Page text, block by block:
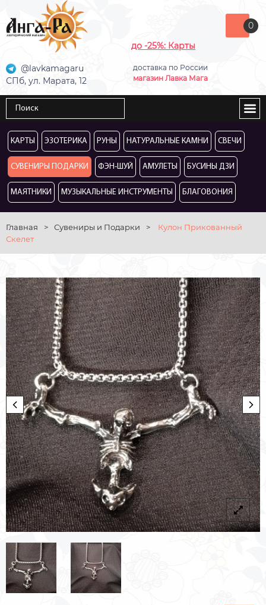
до -25%: Карты
доставка по России
магазин Лавка Мага
@lavkamagaru
СПб, ул. Марата, 12
0
КАРТЫ ЭЗОТЕРИКА РУНЫ НАТУРАЛЬНЫЕ КАМНИ СВЕЧИ
СУВЕНИРЫ ПОДАРКИ ФЭН-ШУЙ АМУЛЕТЫ БУСИНЫ ДЗИ
МАЯТНИКИ МУЗЫКАЛЬНЫЕ ИНСТРУМЕНТЫ БЛАГОВОНИЯ
Главная > Сувениры и Подарки >
Кулон Прикованный
Скелет